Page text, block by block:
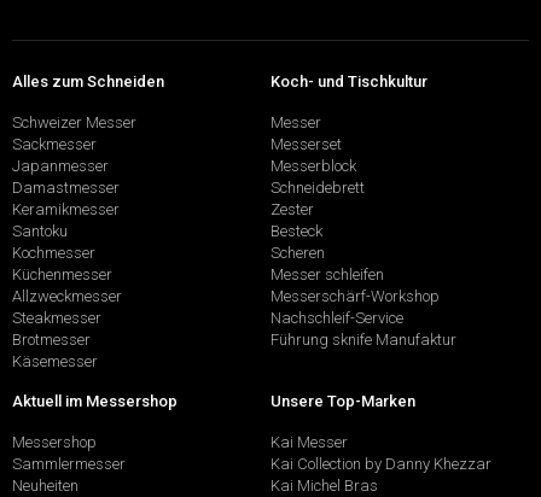
Alles zum Schneiden
Schweizer Messer
Sackmesser
Japanmesser
Damastmesser
Keramikmesser
Santoku
Kochmesser
Küchenmesser
Allzweckmesser
Steakmesser
Brotmesser
Käsemesser
Koch- und Tischkultur
Messer
Messerset
Messerblock
Schneidebrett
Zester
Besteck
Scheren
Messer schleifen
Messerschärf-Workshop
Nachschleif-Service
Führung sknife Manufaktur
Aktuell im Messershop
Messershop
Sammlermesser
Neuheiten
Unsere Top-Marken
Kai Messer
Kai Collection by Danny Khezzar
Kai Michel Bras